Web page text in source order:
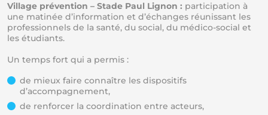
Village prévention – Stade Paul Lignon : participation à
une matinée d’information et d’échanges réunissant les
professionnels de la santé, du social, du médico-social et
les étudiants.
Un temps fort qui a permis :
de mieux faire connaître les dispositifs
d’accompagnement,
de renforcer la coordination entre acteurs,